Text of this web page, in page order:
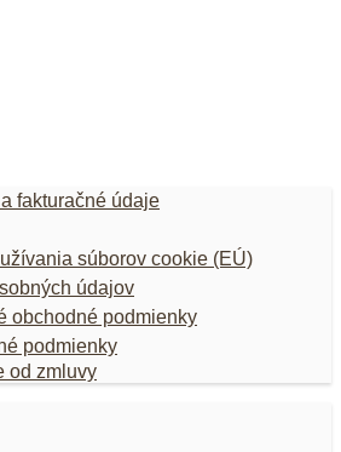
fakturačné údaje
súborov cookie (EÚ)
údajov
obchodné podmienky
podmienky
od zmluvy